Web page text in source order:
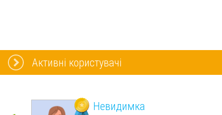
Активні користувачі
Невидимка